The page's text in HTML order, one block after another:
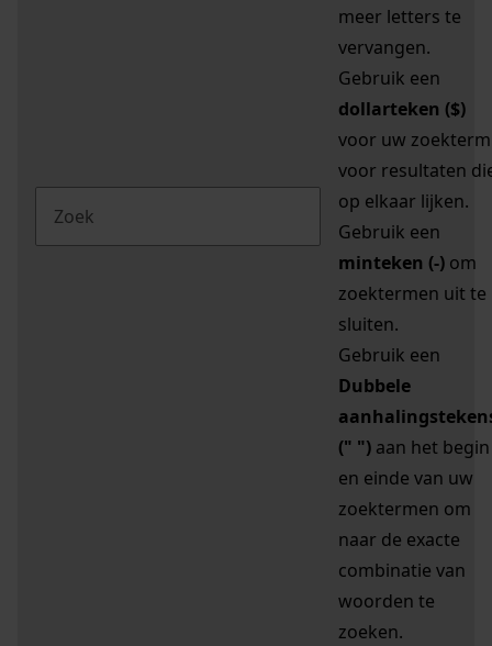
meer letters te
vervangen.
Gebruik een
dollarteken ($)
voor uw zoekterm
voor resultaten
op elkaar lijken.
Gebruik een
minteken (-) om
zoektermen uit te
sluiten.
Gebruik een
Dubbele
(" ") aan het begin
en einde van uw
zoektermen om
naar de exacte
combinatie van
woorden te
zoeken.